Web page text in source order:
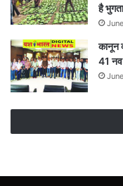
है
कानून
41 नव